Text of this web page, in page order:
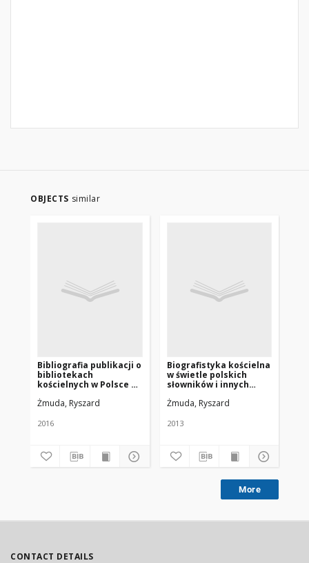
OBJECTS similar
Bibliografia publikacji o
bibliotekach
kościelnych w Polsce za
Żmuda, Ryszard
2016
Biografistyka kościelna
w świetle polskich
słowników i innych
Żmuda, Ryszard
2013
More
CONTACT DETAILS